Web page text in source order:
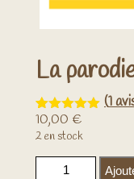
La
Noté5.00
sur 5
1
notation
(1
10,00 €
2 en stock
quantité de La